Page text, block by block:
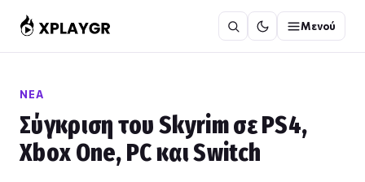
στο
περιεχόμενο
Μενού
ΝΈΑ
Σύγκριση του Skyrim σε PS4,
Xbox One, PC και Switch